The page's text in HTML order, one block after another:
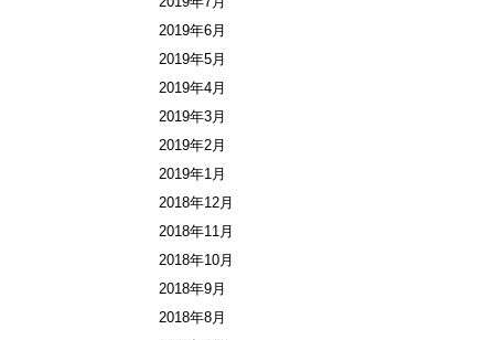
2019年6月
2019年5月
2019年4月
2019年3月
2019年2月
2019年1月
2018年12月
2018年11月
2018年10月
2018年9月
2018年8月